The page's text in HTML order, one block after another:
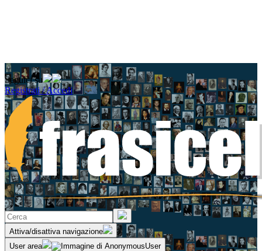
Seguici su
Registrati / Accedi
Attiva/disattiva navigazione
User area